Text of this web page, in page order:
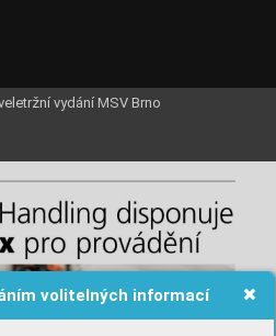
volitelných informací
vydání MSV Brno